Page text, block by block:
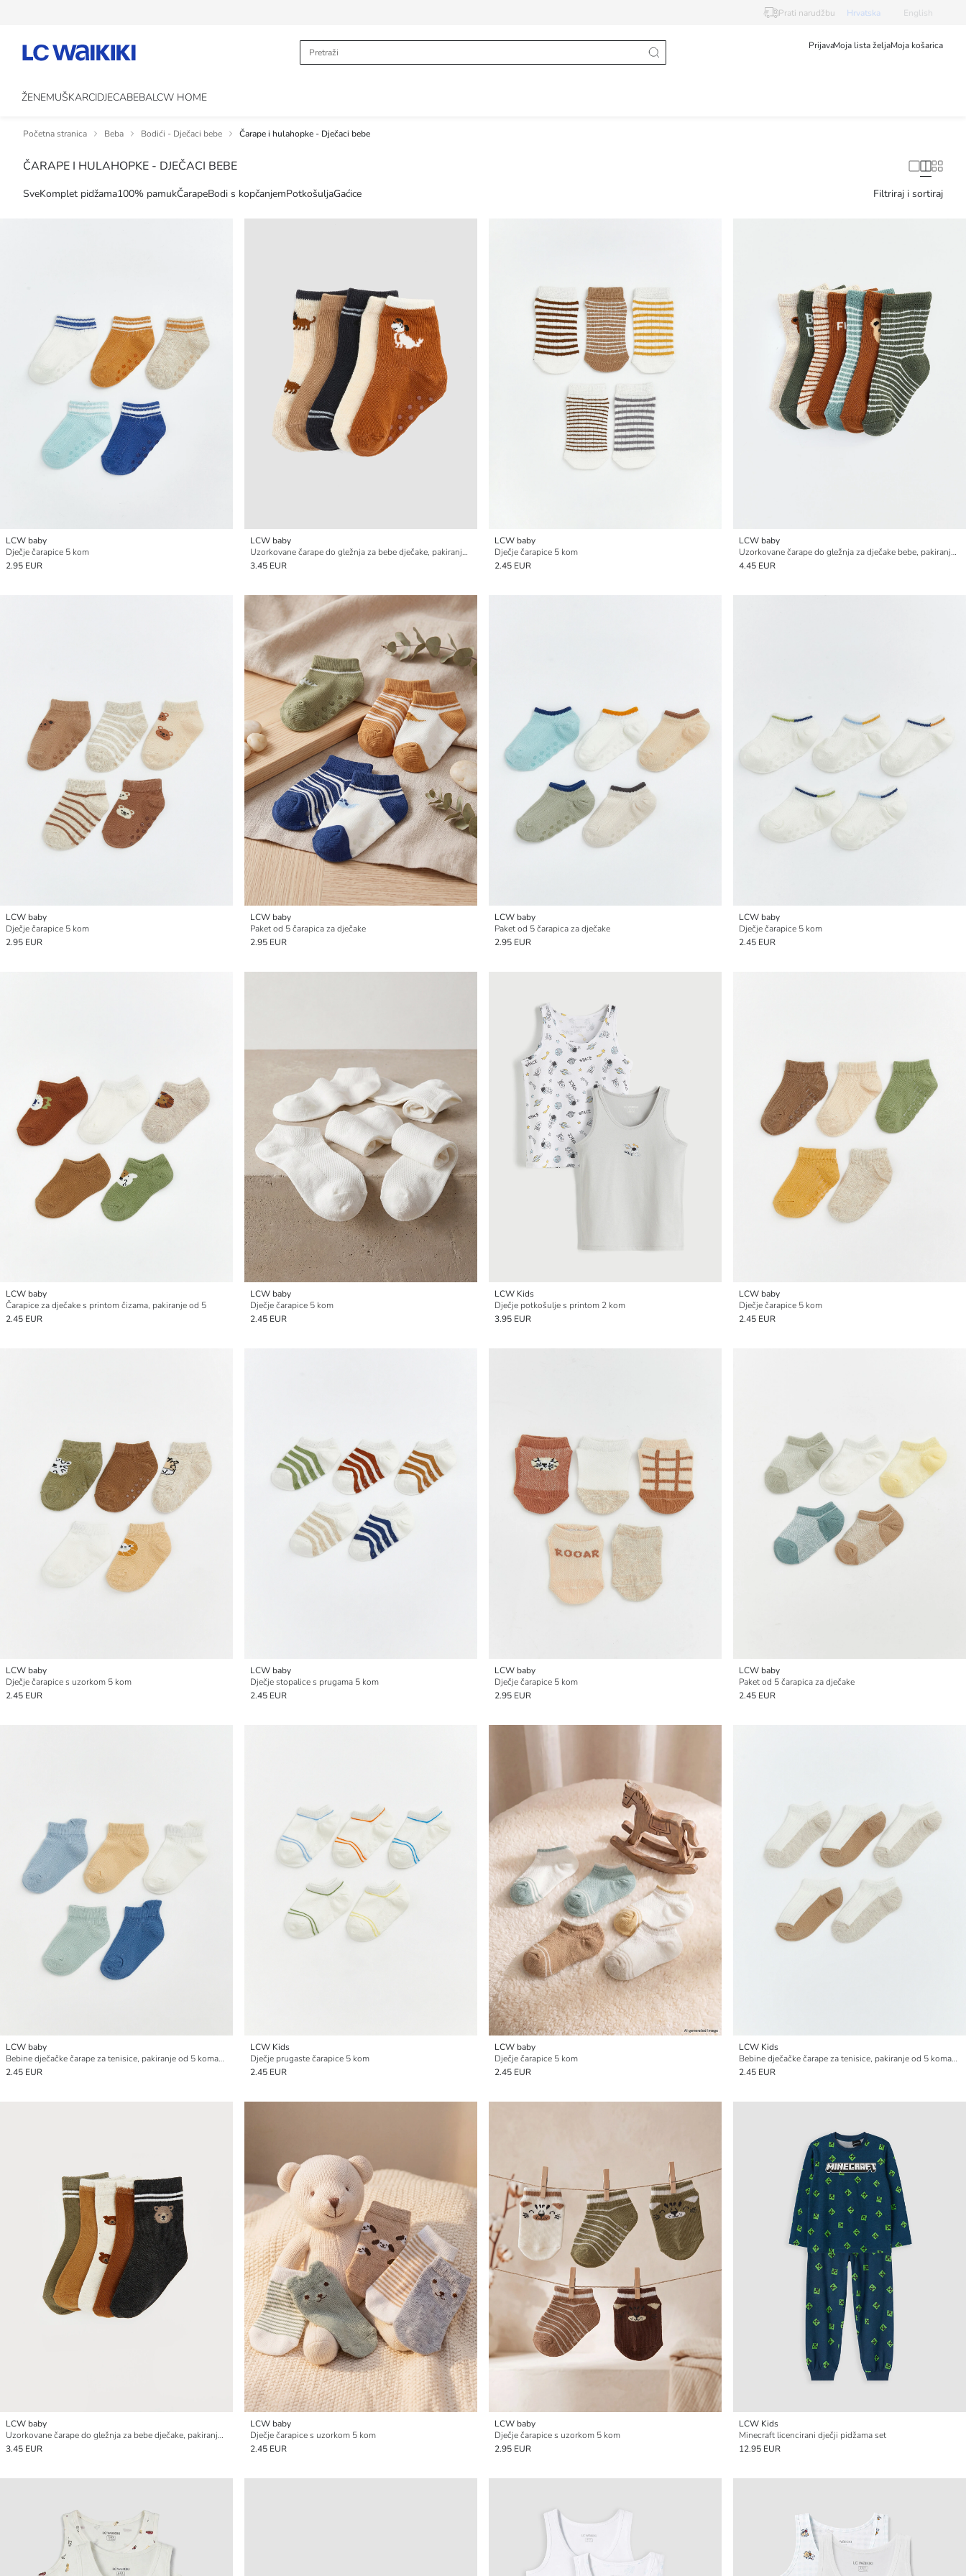
Prati narudžbu Hrvatska English
PrijavaMoja lista željaMoja košarica
ŽENEMUŠKARCIDJECABEBALCW HOME
Početna stranica Beba Bodići - Dječaci bebe Čarape i hulahopke - Dječaci bebe
ČARAPE I HULAHOPKE - DJEČACI BEBE
SveKomplet pidžama100% pamukČarapeBodi s kopčanjemPotkošuljaGaćice Filtriraj i sortiraj
LCW baby
Dječje čarapice 5 kom
2.95 EUR
LCW baby
Uzorkovane čarape do gležnja za bebe dječake, pakiranje od 5 komada
3.45 EUR
LCW baby
Dječje čarapice 5 kom
2.45 EUR
LCW baby
Uzorkovane čarape do gležnja za dječake bebe, pakiranje od 7 komada
4.45 EUR
LCW baby
Dječje čarapice 5 kom
2.95 EUR
LCW baby
Paket od 5 čarapica za dječake
2.95 EUR
LCW baby
Paket od 5 čarapica za dječake
2.95 EUR
LCW baby
Dječje čarapice 5 kom
2.45 EUR
LCW baby
Čarapice za dječake s printom čizama, pakiranje od 5
2.45 EUR
LCW baby
Dječje čarapice 5 kom
2.45 EUR
LCW Kids
Dječje potkošulje s printom 2 kom
3.95 EUR
LCW baby
Dječje čarapice 5 kom
2.45 EUR
LCW baby
Dječje čarapice s uzorkom 5 kom
2.45 EUR
LCW baby
Dječje stopalice s prugama 5 kom
2.45 EUR
LCW baby
Dječje čarapice 5 kom
2.95 EUR
LCW baby
Paket od 5 čarapica za dječake
2.45 EUR
LCW baby
Bebine dječačke čarape za tenisice, pakiranje od 5 komada
2.45 EUR
LCW Kids
Dječje prugaste čarapice 5 kom
2.45 EUR
LCW baby
Dječje čarapice 5 kom
2.45 EUR
LCW Kids
Bebine dječačke čarape za tenisice, pakiranje od 5 komada
2.45 EUR
LCW baby
Uzorkovane čarape do gležnja za bebe dječake, pakiranje od 5 komada
3.45 EUR
LCW baby
Dječje čarapice s uzorkom 5 kom
2.45 EUR
LCW baby
Dječje čarapice s uzorkom 5 kom
2.95 EUR
LCW Kids
Minecraft licencirani dječji pidžama set
12.95 EUR